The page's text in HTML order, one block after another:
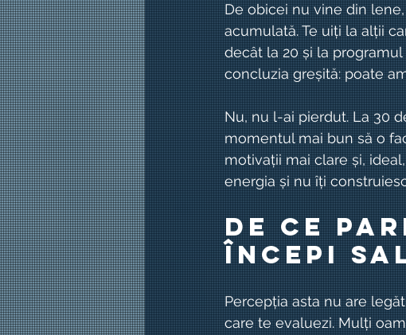
De obicei nu vine din
acumulată. Te uiți la alții
decât la 20 și la
concluzia greșită: poate
Nu, nu l-ai pierdut. La 30
momentul mai bun să o
motivații mai clare și,
energia și nu îți
De ce
începi
Percepția asta nu are
care te evaluezi. Mulți